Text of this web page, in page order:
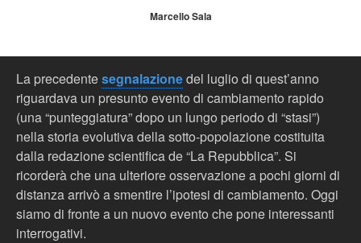
Marcello Sala
La precedentesegnalazionedel luglio di quest’anno
riguardava un presunto evento di cambiamento rapido
(una “punteggiatura” dopo un lungo periodo di “stasi”)
nella storia evolutiva della sotto-popolazione costituita
dalla redazione scientifica de “La Repubblica”. Si
ricorderà che una ulteriore osservazione a pochi giorni di
distanza arrivò a smentire l’ipotesi di cambiamento. Oggi
siamo di fronte a un nuovo evento che pone interessanti
interrogativi.